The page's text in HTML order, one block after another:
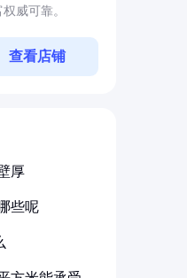
威可靠。
查看店铺
厚
些呢